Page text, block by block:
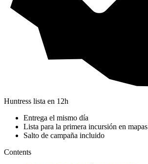
Huntress lista en 12h
Entrega el mismo día
Lista para la primera incursión en mapas
Salto de campaña incluido
Contents